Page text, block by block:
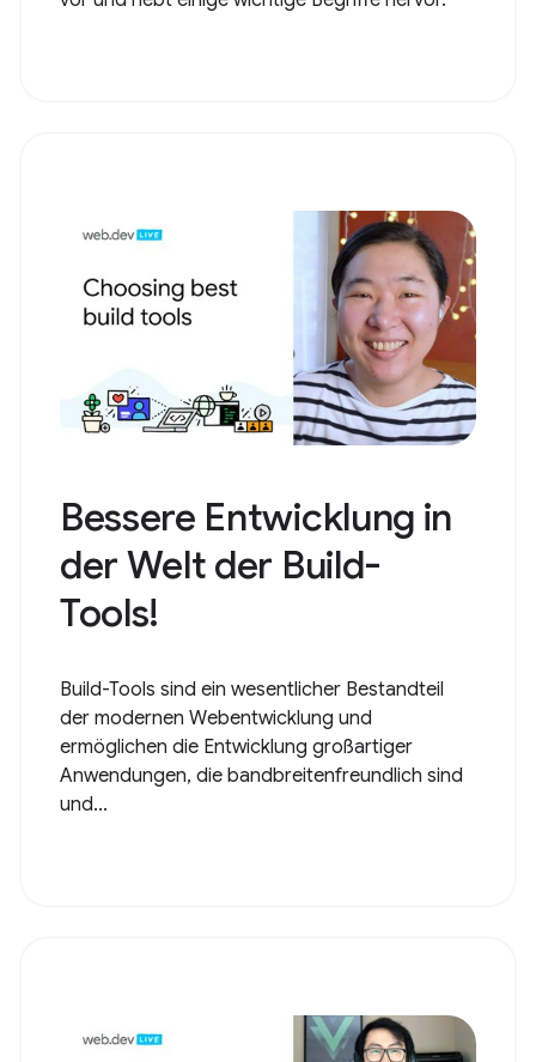
Bessere Entwicklung in
der Welt der Build-
Tools!
Build-Tools sind ein wesentlicher Bestandteil
der modernen Webentwicklung und
ermöglichen die Entwicklung großartiger
Anwendungen, die bandbreitenfreundlich sind
und...